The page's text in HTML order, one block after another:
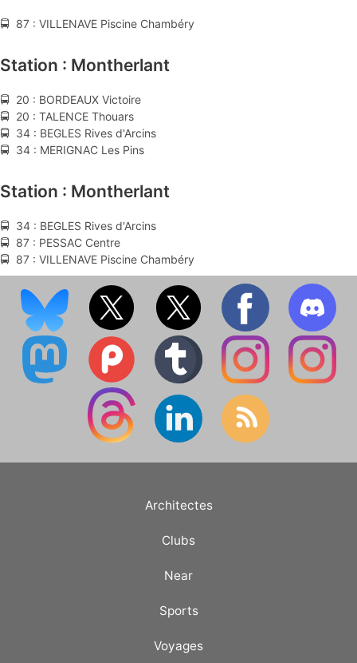
🚍 87 : VILLENAVE Piscine Chambéry
Station : Montherlant
🚍 20 : BORDEAUX Victoire
🚍 20 : TALENCE Thouars
🚍 34 : BEGLES Rives d'Arcins
🚍 34 : MERIGNAC Les Pins
Station : Montherlant
🚍 34 : BEGLES Rives d'Arcins
🚍 87 : PESSAC Centre
🚍 87 : VILLENAVE Piscine Chambéry
Architectes
Clubs
Near
Sports
Voyages